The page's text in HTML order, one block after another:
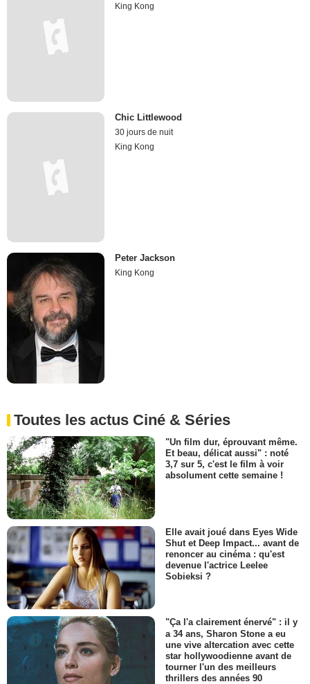
King Kong
Chic Littlewood
30 jours de nuit
King Kong
Peter Jackson
King Kong
Toutes les actus Ciné & Séries
"Un film dur, éprouvant même.
Et beau, délicat aussi" : noté
3,7 sur 5, c'est le film à voir
absolument cette semaine !
Elle avait joué dans Eyes Wide
Shut et Deep Impact... avant de
renoncer au cinéma : qu'est
devenue l'actrice Leelee
Sobieksi ?
"Ça l'a clairement énervé" : il y
a 34 ans, Sharon Stone a eu
une vive altercation avec cette
star hollywoodienne avant de
tourner l'un des meilleurs
thrillers des années 90